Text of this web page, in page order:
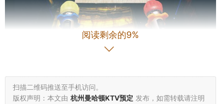
阅读剩余的9%
扫描二维码推送至手机访问。
版权声明：本文由 杭州曼哈顿KTV预定 发布，如需转载请注明